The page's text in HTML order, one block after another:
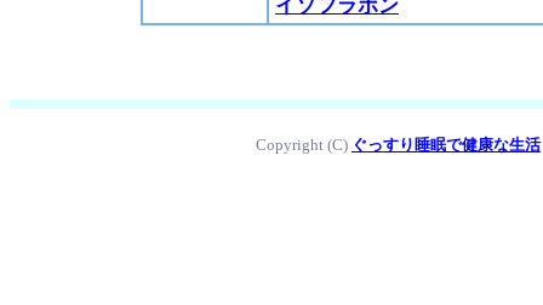
イソフラボン
Copyright (C) ぐっすり睡眠で健康な生活